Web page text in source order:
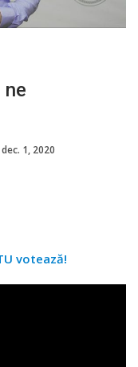
ne
dec. 1, 2020
votează!